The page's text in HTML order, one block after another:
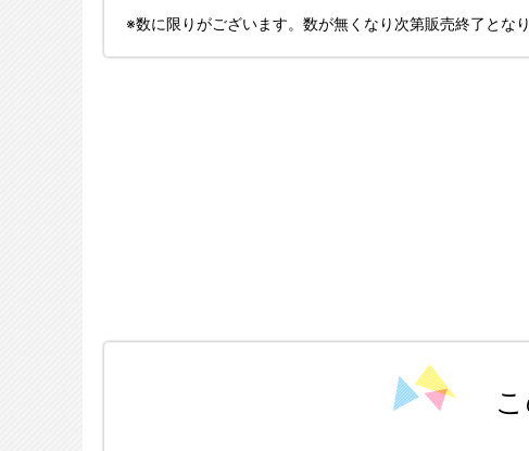
※数に限りがございます。数が無くなり次第販売終了とな